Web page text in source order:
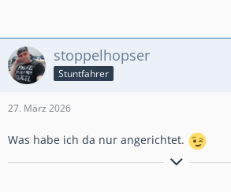
stoppelhopser
Stuntfahrer
27. März 2026
Was habe ich da nur angerichtet.
Ich kann gut Mitmenschen umgehen.